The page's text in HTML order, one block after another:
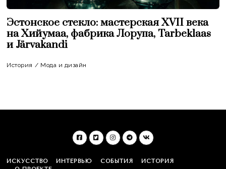
Эстонское стекло: мастерская XVII века
на Хийумаа, фабрика Лорупа, Tarbeklaas
и Järvakandi
История / Мода и дизайн
ИСКУССТВО ИНТЕРВЬЮ СОБЫТИЯ
ИСТОРИЯ